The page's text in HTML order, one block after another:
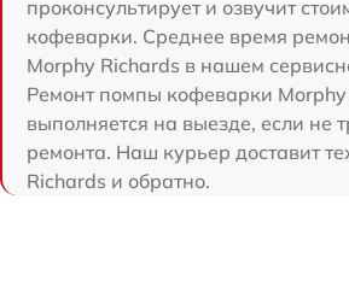
проконсультирует и озвучит
кофеварки. Среднее время
Morphy Richards в нашем
Ремонт помпы кофеварки Morphy
выполняется на выезде, если не
ремонта. Наш курьер доставит
Richards и обратно.